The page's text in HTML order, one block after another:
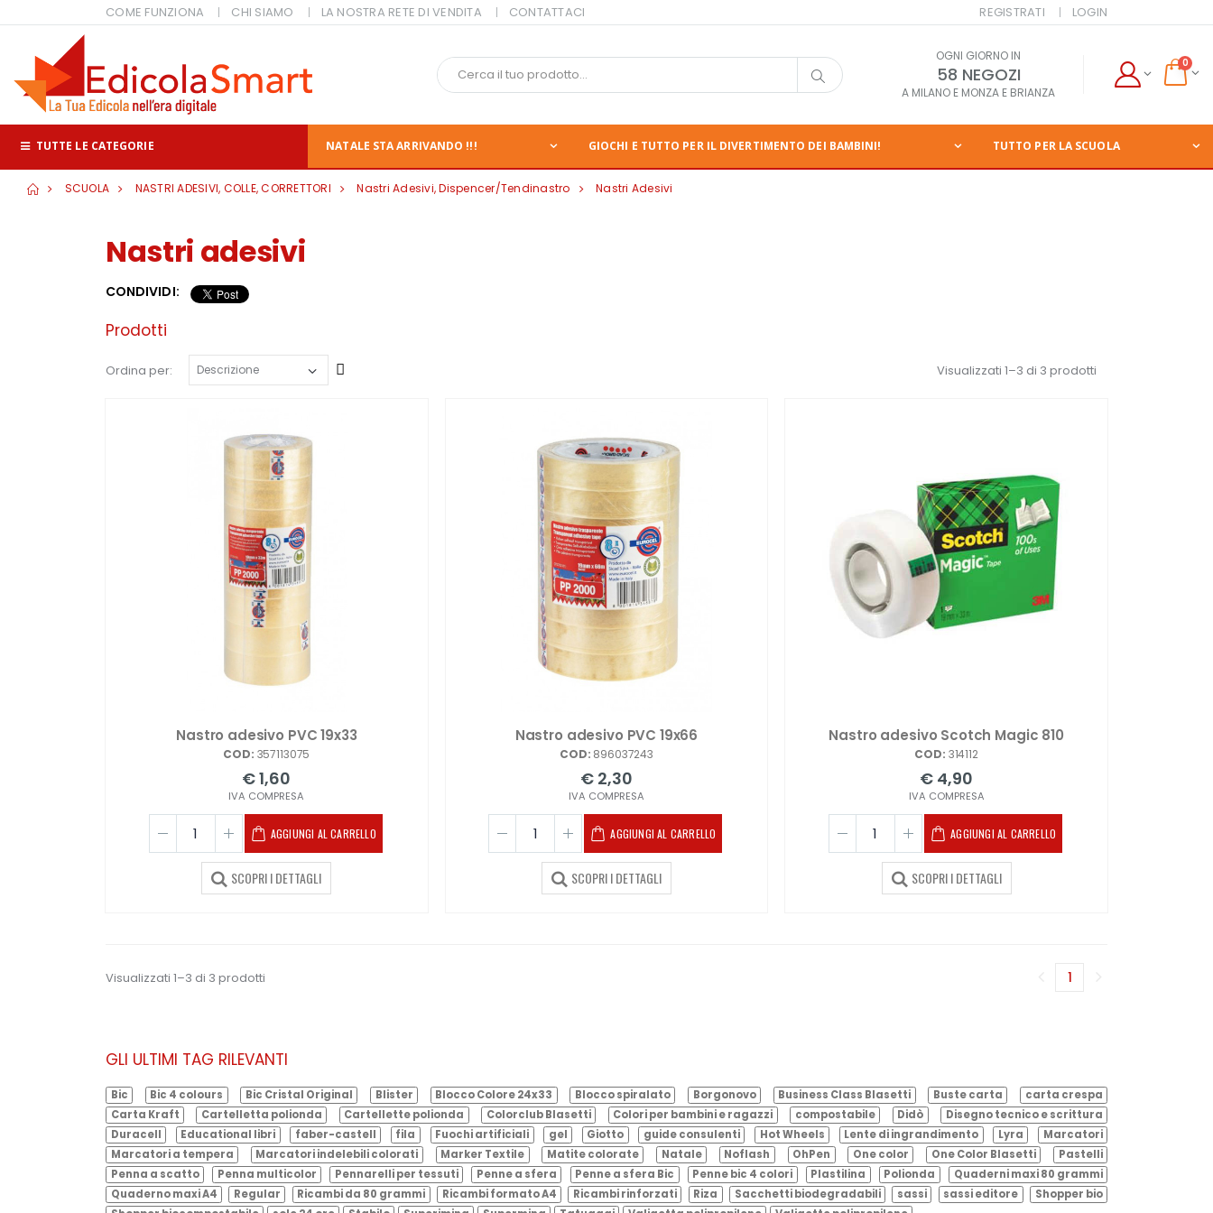
COME FUNZIONA CHI SIAMO LA NOSTRA RETE DI VENDITA CONTATTACI REGISTRATI LOGIN
OGNI GIORNO IN
58 NEGOZI
A MILANO E MONZA E BRIANZA
0
TUTTE LE CATEGORIE NATALE STA ARRIVANDO !!! GIOCHI E TUTTO PER IL DIVERTIMENTO DEI BAMBINI! TUTTO PER LA SCUOLA
SCUOLA NASTRI ADESIVI, COLLE, CORRETTORI Nastri Adesivi, Dispencer/Tendinastro Nastri Adesivi
Nastri adesivi
CONDIVIDI:
Prodotti
Ordina per: Visualizzati 1–3 di 3 prodotti
Nastro adesivo PVC 19x33
COD: 357113075
€ 1,60
IVA COMPRESA
AGGIUNGI AL CARRELLO
SCOPRI I DETTAGLI
Nastro adesivo PVC 19x66
COD: 896037243
€ 2,30
IVA COMPRESA
AGGIUNGI AL CARRELLO
SCOPRI I DETTAGLI
Nastro adesivo Scotch Magic 810
COD: 314112
€ 4,90
IVA COMPRESA
AGGIUNGI AL CARRELLO
SCOPRI I DETTAGLI
Visualizzati 1–3 di 3 prodotti 1(corrente)
GLI ULTIMI TAG RILEVANTI
Bic Bic 4 colours Bic Cristal Original Blister Blocco Colore 24x33 Blocco spiralato Borgonovo Business Class Blasetti Buste carta
carta crespa
Carta Kraft
Cartelletta polionda Cartellette polionda Colorclub Blasetti Colori per bambini e ragazzi compostabile Didò
Disegno tecnico e scrittura
Duracell
Educational libri faber-castell fila Fuochi artificiali gel Giotto guide consulenti Hot Wheels Lente di ingrandimento Lyra
Marcatori
Marcatori a tempera
Marcatori indelebili colorati Marker Textile Matite colorate Natale Noflash OhPen One color One Color Blasetti
Pastelli
Penna a scatto
Penna multicolor Pennarelli per tessuti Penne a sfera Penne a sfera Bic Penne bic 4 colori Plastilina Polionda
Quaderni maxi 80 grammi
Quaderno maxi A4
Regular Ricambi da 80 grammi Ricambi formato A4 Ricambi rinforzati Riza Sacchetti biodegradabili sassi sassi editore
Shopper bio